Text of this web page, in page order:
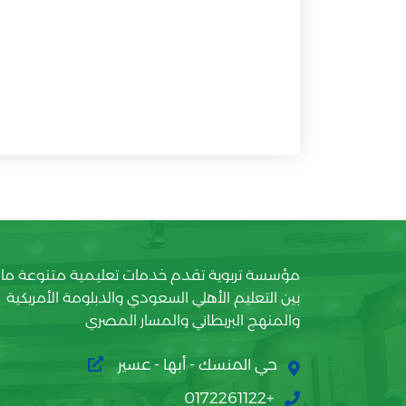
مؤسسة تربوية تقدم خدمات تعليمية متنوعة ما
بين التعليم الأهلي السعودي والدبلومة الأمريكية
والمنهج البريطاني والمسار المصري
حي المنسك - أبها - عسير
+0172261122